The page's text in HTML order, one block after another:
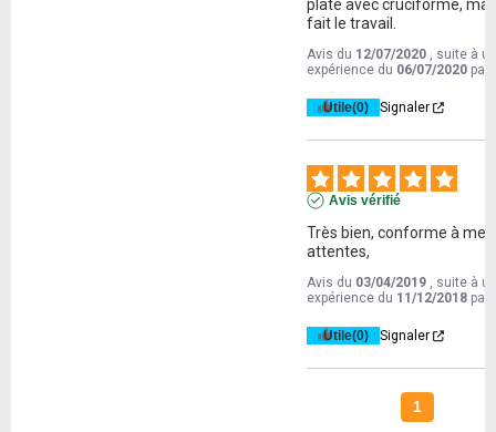
plate avec cruciforme,
fait le travail.
Avis du 12/07/2020 , suite à
expérience du 06/07/2020 par
Utile(0) Signaler
Avis vérifié
Très bien, conforme à mes
attentes,
Avis du 03/04/2019 , suite à
expérience du 11/12/2018 par
Utile(0) Signaler
1